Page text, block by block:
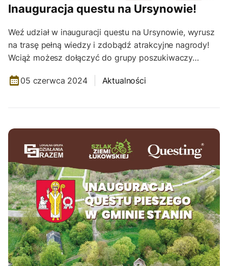
Inauguracja questu na Ursynowie!
Weź udział w inauguracji questu na Ursynowie, wyrusz
na trasę pełną wiedzy i zdobądź atrakcyjne nagrody!
Wciąż możesz dołączyć do grupy poszukiwaczy…
05 czerwca 2024 Aktualności